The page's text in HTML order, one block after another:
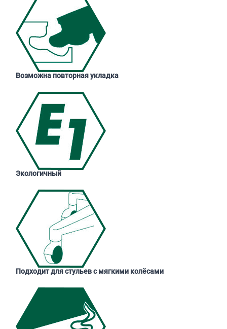
Возможна повторная укладка
Экологичный
Подходит для стульев с мягкими колёсами